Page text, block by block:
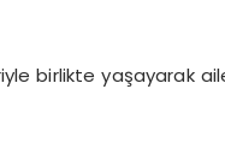
birlikte yaşayarak